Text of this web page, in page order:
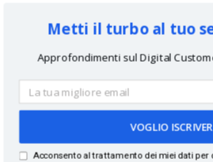
Metti il turbo al tuo
Approfondimenti sul Digital
VOGLIO
Acconsento al trattamento dei miei dati per